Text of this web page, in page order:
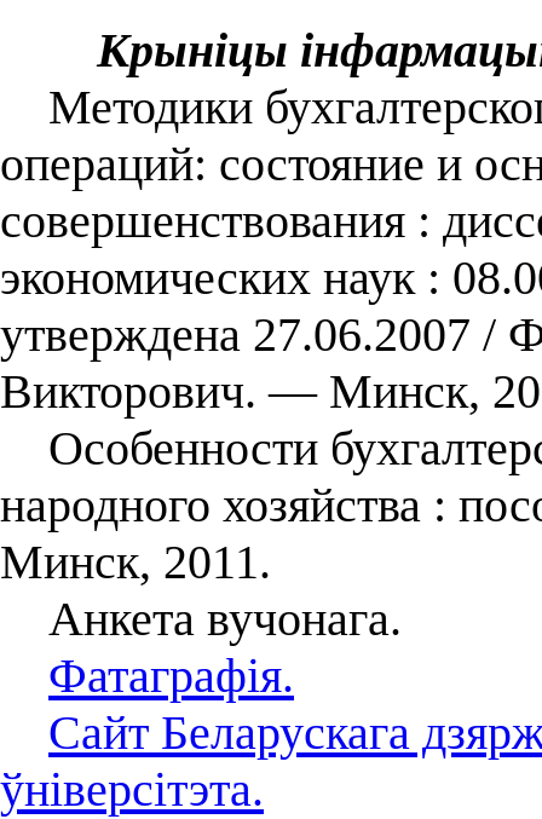
Крыніцы
Методики
операций: состояние и
совершенствования :
экономических наук :
утверждена 27.06.2007 /
Викторович. ― Минск,
Особенности
народного хозяйства :
Минск, 2011.
Анкета вучонага.
Фатаграфія.
Сайт Беларускага
ўніверсітэта.